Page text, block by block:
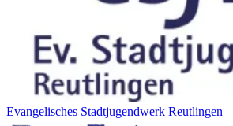
Evangelisches Stadtjugendwerk Reutlingen